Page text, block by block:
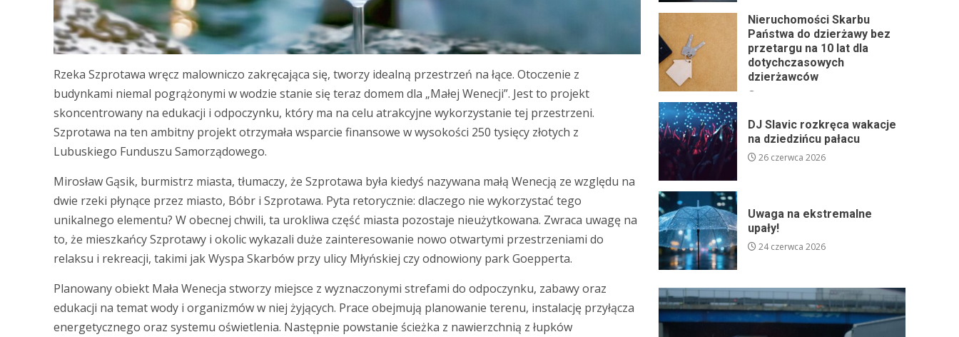
Rzeka Szprotawa wręcz malowniczo zakręcająca się, tworzy idealną przestrzeń na łące. Otoczenie z
budynkami niemal pogrążonymi w wodzie stanie się teraz domem dla „Małej Wenecji”. Jest to projekt
skoncentrowany na edukacji i odpoczynku, który ma na celu atrakcyjne wykorzystanie tej przestrzeni.
Szprotawa na ten ambitny projekt otrzymała wsparcie finansowe w wysokości 250 tysięcy złotych z
Lubuskiego Funduszu Samorządowego.
Mirosław Gąsik, burmistrz miasta, tłumaczy, że Szprotawa była kiedyś nazywana małą Wenecją ze względu na
dwie rzeki płynące przez miasto, Bóbr i Szprotawa. Pyta retorycznie: dlaczego nie wykorzystać tego
unikalnego elementu? W obecnej chwili, ta urokliwa część miasta pozostaje nieużytkowana. Zwraca uwagę na
to, że mieszkańcy Szprotawy i okolic wykazali duże zainteresowanie nowo otwartymi przestrzeniami do
relaksu i rekreacji, takimi jak Wyspa Skarbów przy ulicy Młyńskiej czy odnowiony park Goepperta.
Planowany obiekt Mała Wenecja stworzy miejsce z wyznaczonymi strefami do odpoczynku, zabawy oraz
edukacji na temat wody i organizmów w niej żyjących. Prace obejmują planowanie terenu, instalację przyłącza
energetycznego oraz systemu oświetlenia. Następnie powstanie ścieżka z nawierzchnią z łupków
Nieruchomości Skarbu
Państwa do dzierżawy bez
przetargu na 10 lat dla
dotychczasowych
dzierżawców
DJ Slavic rozkręca wakacje
na dziedzińcu pałacu
26 czerwca 2026
Uwaga na ekstremalne
upały!
24 czerwca 2026